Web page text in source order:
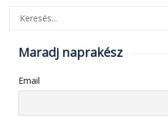
Maradj naprakész
Email